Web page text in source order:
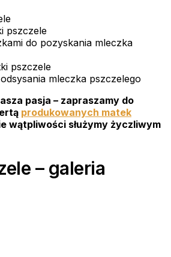
pszczele
do pozyskania mleczka
pszczele
mleczka pszczelego
pasja – zapraszamy do
produkowanych matek
wątpliwości służymy życzliwym
– galeria